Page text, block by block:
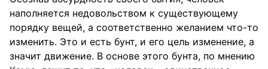
наполняется недовольством к существующему
порядку вещей, а соответственно желанием что-то
изменить. Это и есть бунт, и его цель изменение, а
значит движение. В основе этого бунта, по мнению